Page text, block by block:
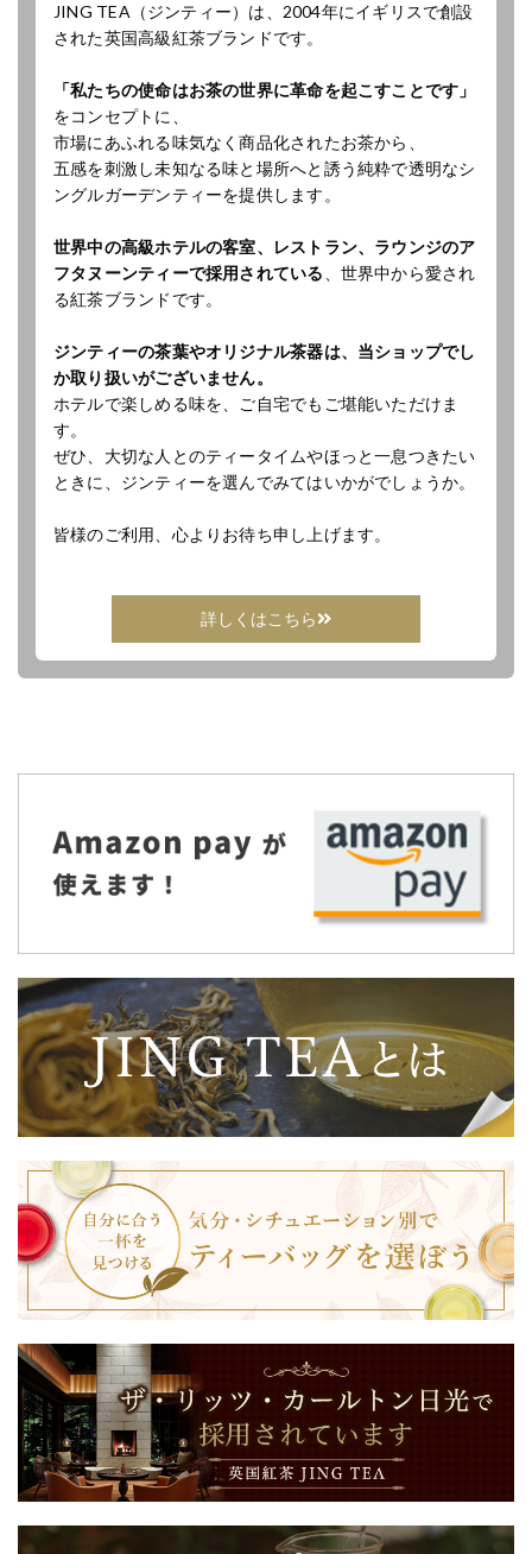
JING TEA（ジンティー）は、2004年にイギリスで創設
された英国高級紅茶ブランドです。
「私たちの使命はお茶の世界に革命を起こすことです」
をコンセプトに、
市場にあふれる味気なく商品化されたお茶から、
五感を刺激し未知なる味と場所へと誘う純粋で透明なシ
ングルガーデンティーを提供します。
世界中の高級ホテルの客室、レストラン、ラウンジのア
フタヌーンティーで採用されている 、世界中から愛され
る紅茶ブランドです。
ジンティーの茶葉やオリジナル茶器は、当ショップでし
か取り扱いがございません。
ホテルで楽しめる味を、ご自宅でもご堪能いただけま
す。
ぜひ、大切な人とのティータイムやほっと一息つきたい
ときに、ジンティーを選んでみてはいかがでしょうか。
皆様のご利用、心よりお待ち申し上げます。
詳しくはこちら